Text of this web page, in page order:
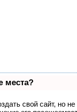
места?
свой сайт, но